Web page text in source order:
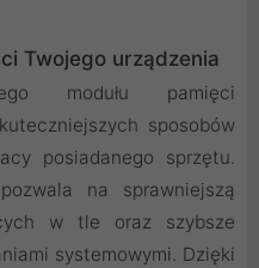
Twojego urządzenia
modułu pamięci
sposobów
posiadanego sprzętu.
na sprawniejszą
w tle oraz szybsze
systemowymi. Dzięki